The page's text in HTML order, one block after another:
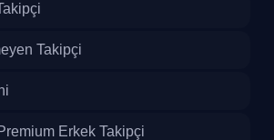
Takipçi
Erkek Takipçi